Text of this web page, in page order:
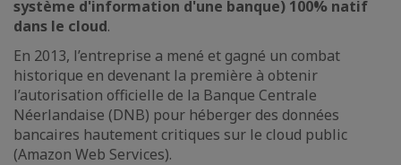
système d'information d'une banque) 100% natif
dans le cloud.
En 2013, l’entreprise a mené et gagné un combat
historique en devenant la première à obtenir
l’autorisation officielle de la Banque Centrale
Néerlandaise (DNB) pour héberger des données
bancaires hautement critiques sur le cloud public
(Amazon Web Services).